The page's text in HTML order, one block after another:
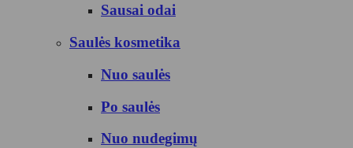
Sausai odai
Saulės kosmetika
Nuo saulės
Po saulės
Nuo nudegimų